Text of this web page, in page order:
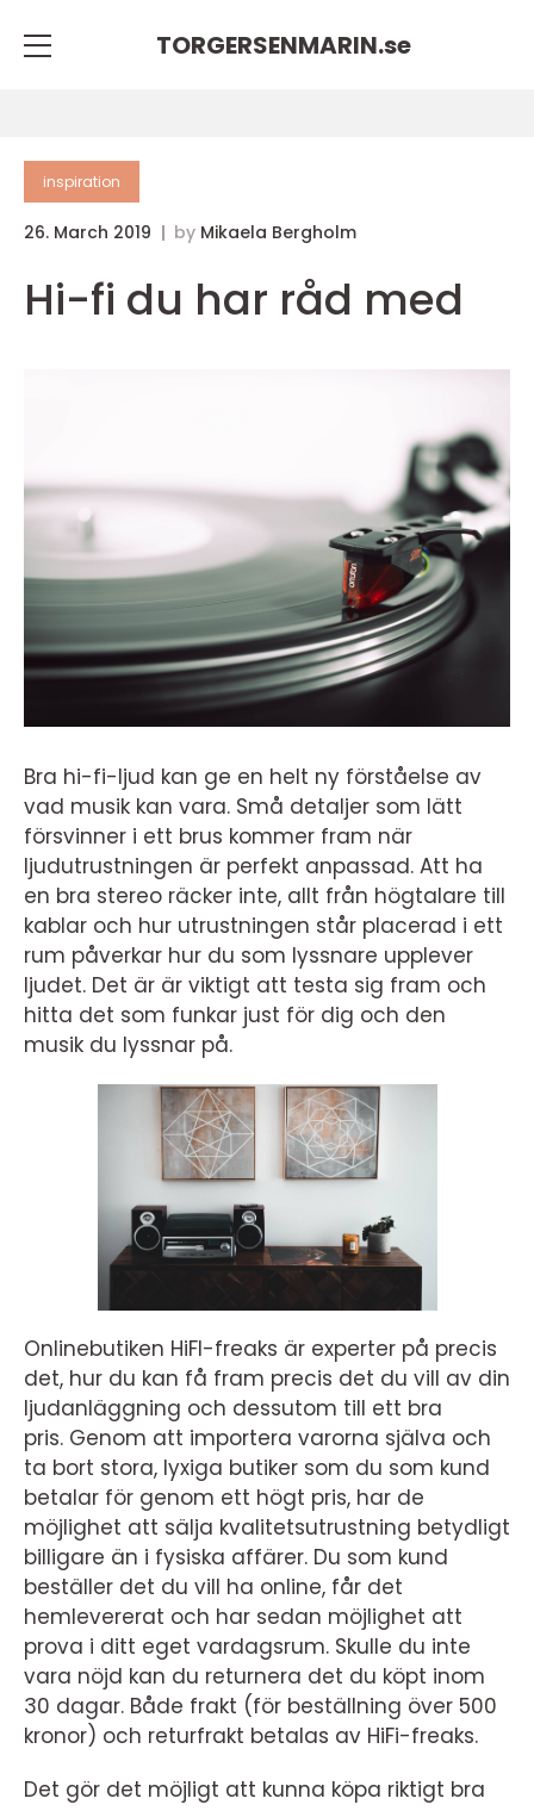
TORGERSENMARIN.se
inspiration
26. March 2019 by Mikaela Bergholm
Hi-fi du har råd med
Bra hi-fi-ljud kan ge en helt ny förståelse av
vad musik kan vara. Små detaljer som lätt
försvinner i ett brus kommer fram när
ljudutrustningen är perfekt anpassad. Att ha
en bra stereo räcker inte, allt från högtalare till
kablar och hur utrustningen står placerad i ett
rum påverkar hur du som lyssnare upplever
ljudet. Det är är viktigt att testa sig fram och
hitta det som funkar just för dig och den
musik du lyssnar på.
Onlinebutiken HiFI-freaks är experter på precis
det, hur du kan få fram precis det du vill av din
ljudanläggning och dessutom till ett bra
pris. Genom att importera varorna själva och
ta bort stora, lyxiga butiker som du som kund
betalar för genom ett högt pris, har de
möjlighet att sälja kvalitetsutrustning betydligt
billigare än i fysiska affärer. Du som kund
beställer det du vill ha online, får det
hemlevererat och har sedan möjlighet att
prova i ditt eget vardagsrum. Skulle du inte
vara nöjd kan du returnera det du köpt inom
30 dagar. Både frakt (för beställning över 500
kronor) och returfrakt betalas av HiFi-freaks.
Det gör det möjligt att kunna köpa riktigt bra